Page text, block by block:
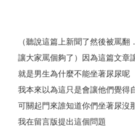
（聽說這篇上新聞了然後被罵翻
讓大家罵個夠了）因為這篇文章
就是男生為什麼不能坐著尿尿呢
我本來以為這只是會讓他們覺得
可關起門來誰知道你們坐著尿沒
我在留言版提出這個問題